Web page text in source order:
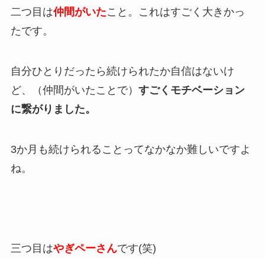
二つ目は仲間がいたこと。これはすごく大きかっ
たです。
自分ひとりだったら続けられたか自信はないけ
ど、（仲間がいたことで） すごくモチベーション
に繋がりました。
3か月も続けられることってなかなか難しいですよ
ね。
三つ目はやぎペーさんです(笑)